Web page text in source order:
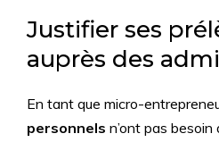
Justifier ses
auprès des
En tant que micro-
personnels n’ont pas besoin